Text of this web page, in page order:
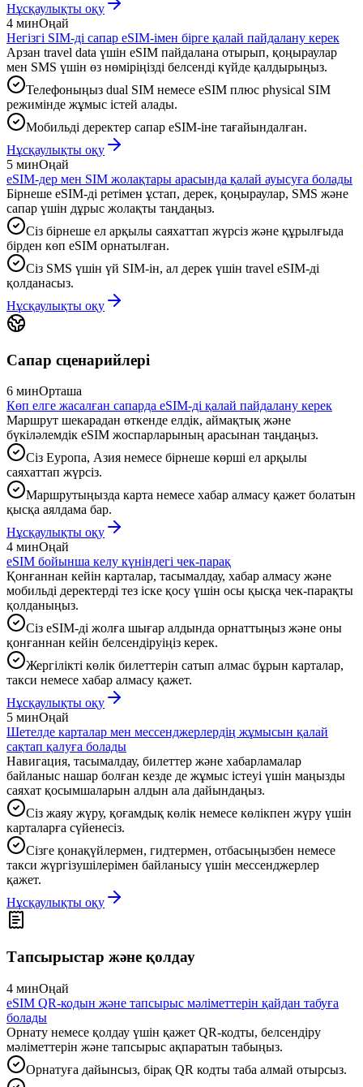
Нұсқаулықты оқу
4 минОңай
Негізгі SIM-ді сапар eSIM-імен бірге қалай пайдалану керек
Арзан travel data үшін eSIM пайдалана отырып, қоңыраулар
мен SMS үшін өз нөміріңізді белсенді күйде қалдырыңыз.
Телефоныңыз dual SIM немесе eSIM плюс physical SIM
режимінде жұмыс істей алады.
Мобильді деректер сапар eSIM-іне тағайындалған.
Нұсқаулықты оқу
5 минОңай
eSIM-дер мен SIM жолақтары арасында қалай ауысуға болады
Бірнеше eSIM-ді ретімен ұстап, дерек, қоңыраулар, SMS және
сапар үшін дұрыс жолақты таңдаңыз.
Сіз бірнеше ел арқылы саяхаттап жүрсіз және құрылғыда
бірден көп eSIM орнатылған.
Сіз SMS үшін үй SIM-ін, ал дерек үшін travel eSIM-ді
қолданасыз.
Нұсқаулықты оқу
Сапар сценарийлері
6 минОрташа
Көп елге жасалған сапарда eSIM-ді қалай пайдалану керек
Маршрут шекарадан өткенде елдік, аймақтық және
бүкіләлемдік eSIM жоспарларының арасынан таңдаңыз.
Сіз Еуропа, Азия немесе бірнеше көрші ел арқылы
саяхаттап жүрсіз.
Маршрутыңызда карта немесе хабар алмасу қажет болатын
қысқа аялдама бар.
Нұсқаулықты оқу
4 минОңай
eSIM бойынша келу күніндегі чек-парақ
Қонғаннан кейін карталар, тасымалдау, хабар алмасу және
мобильді деректерді тез іске қосу үшін осы қысқа чек-парақты
қолданыңыз.
Сіз eSIM-ді жолға шығар алдында орнаттыңыз және оны
қонғаннан кейін белсендіруіңіз керек.
Жергілікті көлік билеттерін сатып алмас бұрын карталар,
такси немесе хабар алмасу қажет.
Нұсқаулықты оқу
5 минОңай
Шетелде карталар мен мессенджерлердің жұмысын қалай
сақтап қалуға болады
Навигация, тасымалдау, билеттер және хабарламалар
байланыс нашар болған кезде де жұмыс істеуі үшін маңызды
саяхат қосымшаларын алдын ала дайындаңыз.
Сіз жаяу жүру, қоғамдық көлік немесе көлікпен жүру үшін
карталарға сүйенесіз.
Сізге қонақүйлермен, гидтермен, отбасыңызбен немесе
такси жүргізушілерімен байланысу үшін мессенджерлер
қажет.
Нұсқаулықты оқу
Тапсырыстар және қолдау
4 минОңай
eSIM QR-кодын және тапсырыс мәліметтерін қайдан табуға
болады
Орнату немесе қолдау үшін қажет QR-кодты, белсендіру
мәліметтерін және тапсырыс ақпаратын табыңыз.
Орнатуға дайынсыз, бірақ QR кодты таба алмай отырсыз.